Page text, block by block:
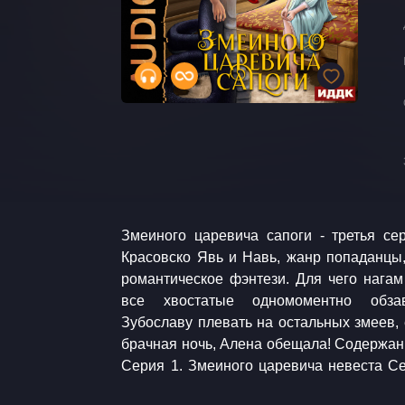
Змеиного царевича сапоги - третья
Красовско Явь и Навь, жанр
романтическое фэнтези. Для чего
все хвостатые одномоментно
Зубославу плевать на остальных змеев,
брачная ночь, Алена обещала! Содержание литсериала Явь и Навь:
Серия 1. Змеиного царевича невеста
жена Серия 3. Змеиного царевича
царевича корона Аудиокнига.
Романтическое фэнтези. Музыка: